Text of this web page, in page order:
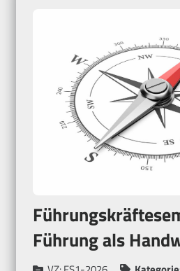
Führung als